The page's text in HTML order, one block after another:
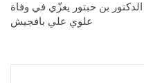
الدكتور بن حبتور يعزّي في وفاة
علوي علي بافجيش